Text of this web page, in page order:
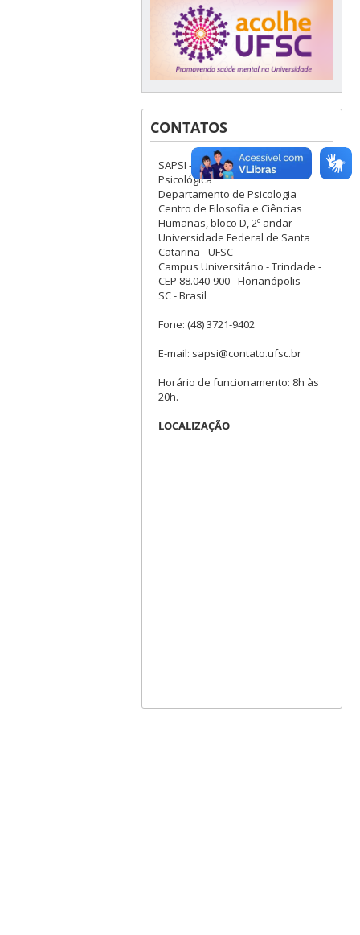
CONTATOS
SAPSI - Serviço de Atenção
Psicológica
Departamento de Psicologia
Centro de Filosofia e Ciências
Humanas, bloco D, 2º andar
Universidade Federal de Santa
Catarina - UFSC
Campus Universitário - Trindade -
CEP 88.040-900 - Florianópolis
SC - Brasil
Fone: (48) 3721-9402
E-mail: sapsi@contato.ufsc.br
Horário de funcionamento: 8h às
20h.
LOCALIZAÇÃO